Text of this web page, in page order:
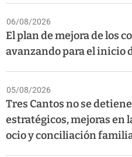
06/08/2026
El plan de mejora de los
avanzando para el inicio
05/08/2026
Tres Cantos no se
estratégicos, mejoras en
ocio y conciliación